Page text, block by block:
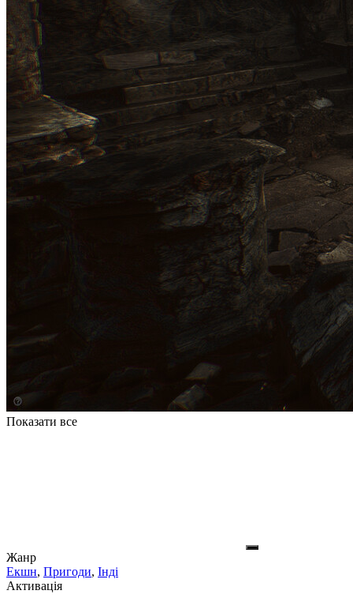
Показати все
Жанр
Екшн, Пригоди, Інді
Активація